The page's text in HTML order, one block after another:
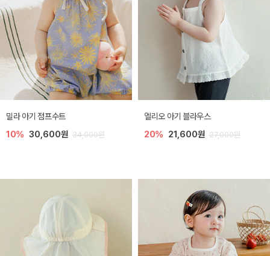
밀라 아기 점프수트
10% 30,600원 34,000원
엘리오 아기 블라우스
20% 21,600원 27,000원